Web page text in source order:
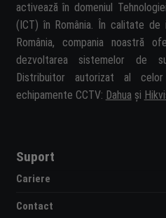
activează în domeniul
(ICT) în România. În calitate
România, compania noastră
dezvoltarea sistemelor de
Distribuitor autorizat al
echipamente CCTV: Dahua și
Suport
Cariere
Contact